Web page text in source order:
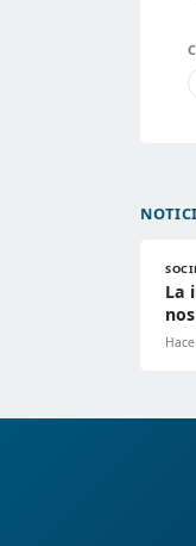
La